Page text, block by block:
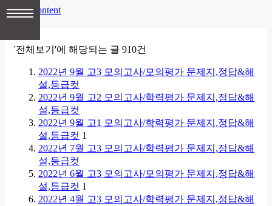
skip to content
'전체보기'에 해당되는 글 910건
2022년 9월 고3 모의고사/모의평가 문제지,정답&해
설,등급컷
2022년 9월 고2 모의고사/학력평가 문제지,정답&해
설,등급컷
2022년 9월 고1 모의고사/학력평가 문제지,정답&해
설,등급컷 1
2022년 7월 고3 모의고사/학력평가 문제지,정답&해
설,등급컷
2022년 6월 고3 모의고사/모의평가 문제지,정답&해
설,등급컷 1
2022년 4월 고3 모의고사/학력평가 문제지,정답&해